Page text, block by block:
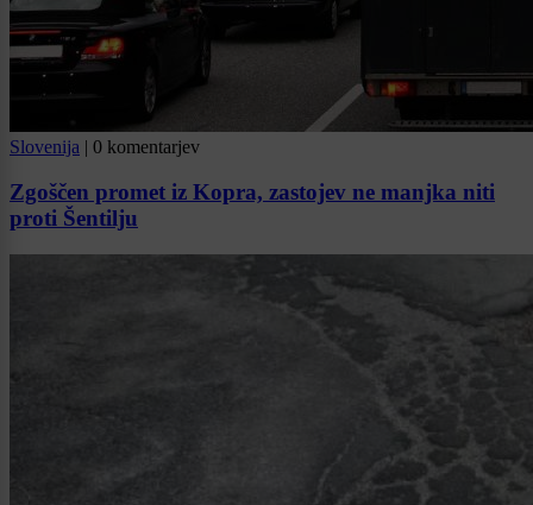
Slovenija | 0 komentarjev
Zgoščen promet iz Kopra, zastojev ne manjka niti
proti Šentilju